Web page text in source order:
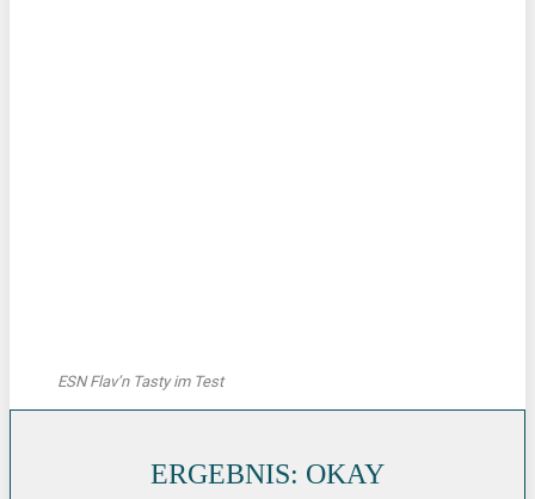
ESN Flav’n Tasty im Test
ERGEBNIS: OKAY